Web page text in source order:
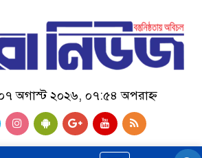
অগাস্ট ২০২৬, ০৭:৫৪ অপরাহ্ন